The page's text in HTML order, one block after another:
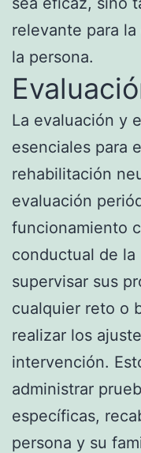
relevante para
la persona.
La evaluación y
esenciales para
rehabilitación
evaluación
funcionamiento
conductual de la
supervisar sus
cualquier reto o
realizar los
intervención.
administrar
específicas,
persona y su